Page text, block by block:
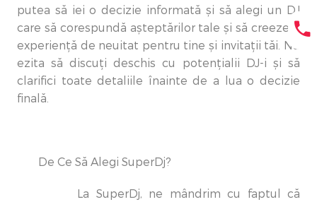
putea să iei o decizie informată și să alegi un DJ
care să corespundă așteptărilor tale și să creeze o
experiență de neuitat pentru tine și invitații tăi. Nu
ezita să discuți deschis cu potențialii DJ-i și să
clarifici toate detaliile înainte de a lua o decizie
finală.
De Ce Să Alegi SuperDj?
La SuperDj, ne mândrim cu faptul că